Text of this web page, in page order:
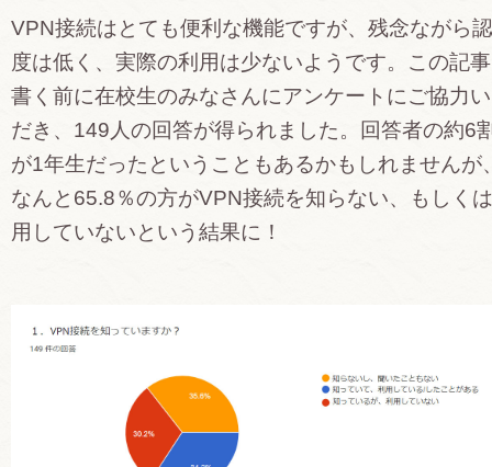
VPN接続はとても便利な機能ですが、残念ながら
度は低く、実際の利用は少ないようです。この記
書く前に在校生のみなさんにアンケートにご協力
だき、149人の回答が得られました。回答者の約6
が1年生だったということもあるかもしれませんが
なんと65.8％の方がVPN接続を知らない、もしく
用していないという結果に！